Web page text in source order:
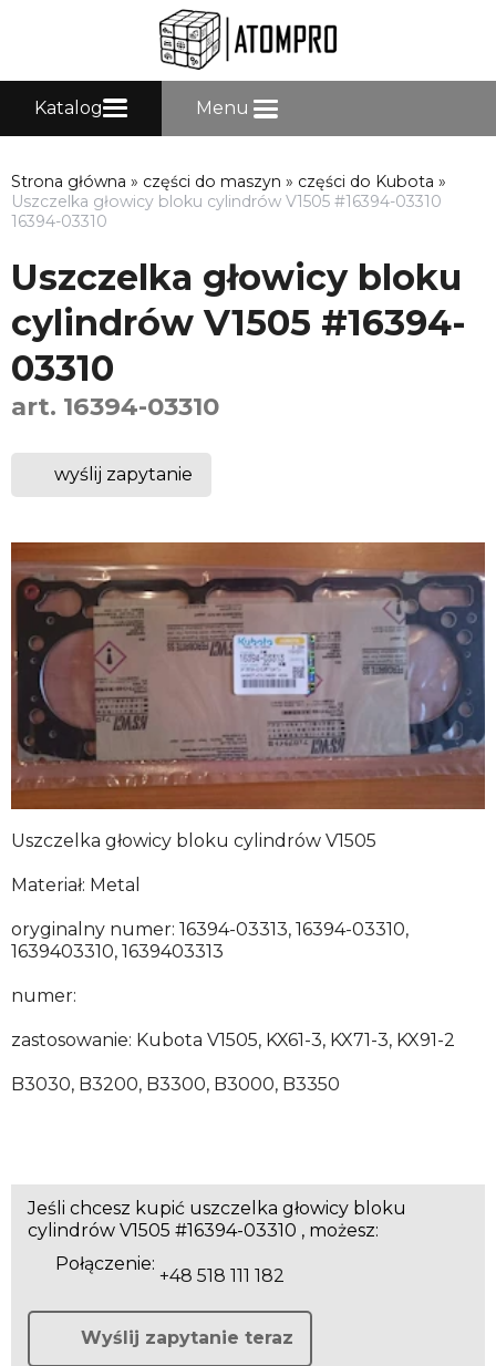
Katalog Menu
Strona główna » części do maszyn » części do Kubota »
Uszczelka głowicy bloku cylindrów V1505 #16394-03310
16394-03310
Uszczelka głowicy bloku
cylindrów V1505 #16394-
03310
art. 16394-03310
wyślij zapytanie
Uszczelka głowicy bloku cylindrów V1505
Materiał: Metal
oryginalny numer: 16394-03313, 16394-03310,
1639403310, 1639403313
numer:
zastosowanie: Kubota V1505, KX61-3, KX71-3, KX91-2
B3030, B3200, B3300, B3000, B3350
Jeśli chcesz kupić uszczelka głowicy bloku
cylindrów V1505 #16394-03310 , możesz:
Połączenie:
+48 518 111 182
Wyślij zapytanie teraz